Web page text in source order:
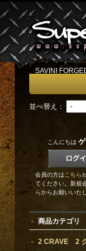
SAVINI
並べ替え：
こんにちは
会員の方はこちら
てください。新規
らからお願いいた
商品カテゴリ
2 CRAVE 2